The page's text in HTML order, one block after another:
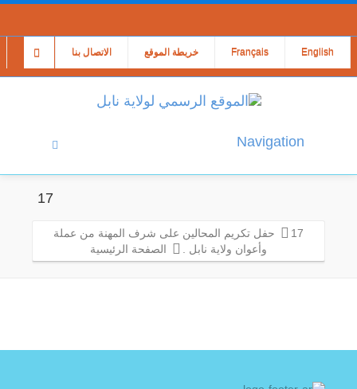
الاتصال بنا خريطة الموقع Français English
Navigation
17
17
حفل تكريم المحالين على شرف المهنة من عملة
وأعوان ولاية نابل .
الصفحة الرئيسية